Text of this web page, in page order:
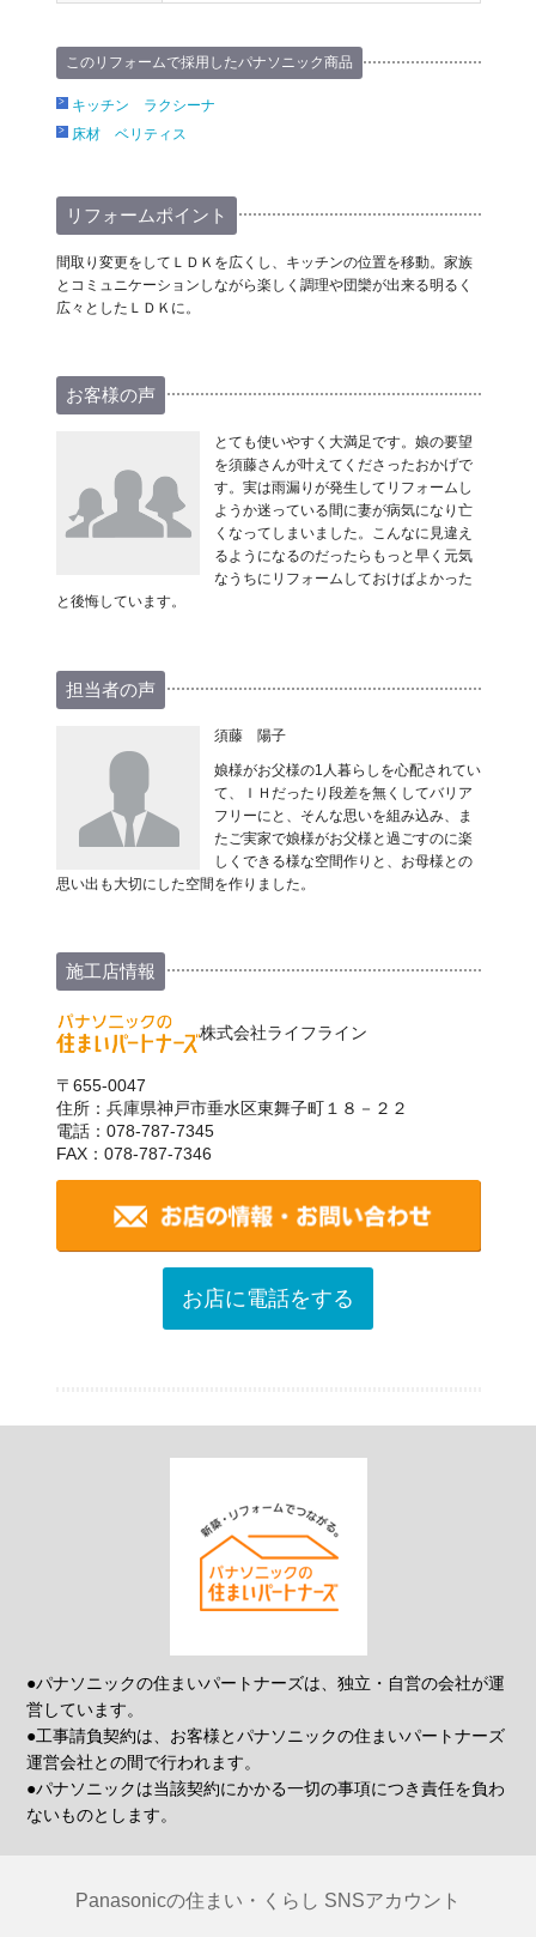
このリフォームで採用したパナソニック商品
キッチン ラクシーナ
床材 ベリティス
リフォームポイント
間取り変更をしてＬＤＫを広くし、キッチンの位置を移動。家族
とコミュニケーションしながら楽しく調理や団欒が出来る明るく
広々としたＬＤＫに。
お客様の声
とても使いやすく大満足です。娘の要望
を須藤さんが叶えてくださったおかげで
す。実は雨漏りが発生してリフォームし
ようか迷っている間に妻が病気になり亡
くなってしまいました。こんなに見違え
るようになるのだったらもっと早く元気
なうちにリフォームしておけばよかった
と後悔しています。
担当者の声
須藤 陽子
娘様がお父様の1人暮らしを心配されてい
て、ＩＨだったり段差を無くしてバリア
フリーにと、そんな思いを組み込み、ま
たご実家で娘様がお父様と過ごすのに楽
しくできる様な空間作りと、お母様との
思い出も大切にした空間を作りました。
施工店情報
株式会社ライフライン
〒655-0047
住所：兵庫県神戸市垂水区東舞子町１８－２２
電話：078-787-7345
FAX：078-787-7346
お店に電話をする
●パナソニックの住まいパートナーズは、独立・自営の会社が運
営しています。
●工事請負契約は、お客様とパナソニックの住まいパートナーズ
運営会社との間で行われます。
●パナソニックは当該契約にかかる一切の事項につき責任を負わ
ないものとします。
Panasonicの住まい・くらし SNSアカウント